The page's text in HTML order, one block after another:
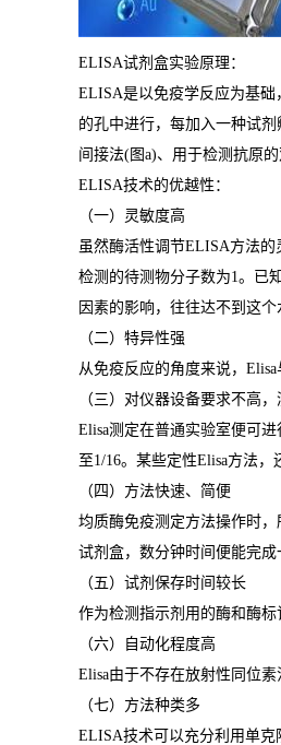
ELISA试剂盒实验原理：
ELISA是以免疫学反应为基础
的孔中进行，每加入一种试
间接法(图a)、用于检测抗原
ELISA技术的优越性：
（一）灵敏度高
虽然酶活性调节ELISA方法的
检测的待测物分子数为1 。已知
因素的影响，往往达不到这
（二）特异性强
从免疫反应的角度来说， Elisa
（三）对仪器设备要求不高
Elisa测定在普通实验室便可
至1/16。某些定性Elisa方法，
（四）方法快速、简便
均质酶免疫测定方法操作时
试剂盒，数分钟时间便能完成
（五）试剂保存时间较长
作为检测指示剂用的酶和酶
（六）自动化程度高
Elisa由于不存在放射性同位
（七）方法种类多
ELISA技术可以充分利用单克